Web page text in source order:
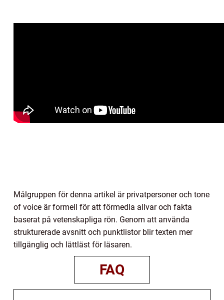
Målgruppen för denna artikel är privatpersoner och tone
of voice är formell för att förmedla allvar och fakta
baserat på vetenskapliga rön. Genom att använda
strukturerade avsnitt och punktlistor blir texten mer
tillgänglig och lättläst för läsaren.
FAQ